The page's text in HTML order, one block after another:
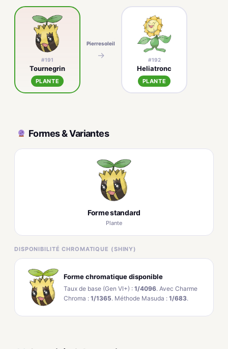
#191
Tournegrin
PLANTE
Pierresoleil
→ #192
Heliatronc
PLANTE
Formes & Variantes
Forme standard
Plante
DISPONIBILITÉ CHROMATIQUE (SHINY)
Forme chromatique disponible
Taux de base (Gen VI+) : 1/4096. Avec Charme
Chroma : 1/1365. Méthode Masuda : 1/683.